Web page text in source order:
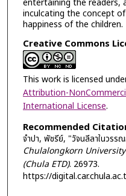
inculcating the concept
happiness of the children.
Creative Commons
This work is licensed
Attribution-
International License.
Recommended
จำปา, พัชรีย์, "วัจนลีลาในวรร
Chulalongkorn
(Chula ETD). 26973.
https://